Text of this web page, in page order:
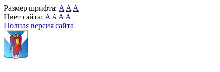
Размер шрифта: A A A
Цвет сайта: A A A A
Полная версия сайта